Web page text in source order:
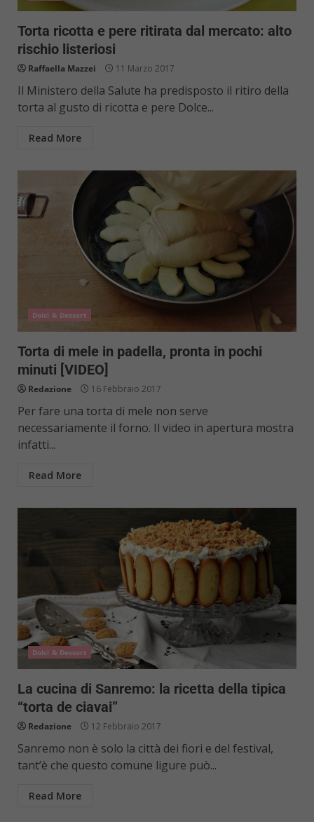
Torta ricotta e pere ritirata dal mercato: alto
rischio listeriosi
Raffaella Mazzei 11 Marzo 2017
Il Ministero della Salute ha predisposto il ritiro della
torta al gusto di ricotta e pere Dolce...
Read More
Dolci & Dessert
Torta di mele in padella, pronta in pochi
minuti [VIDEO]
Redazione 16 Febbraio 2017
Per fare una torta di mele non serve
necessariamente il forno. Il video in apertura mostra
infatti...
Read More
Dolci & Dessert
La cucina di Sanremo: la ricetta della tipica
“torta de ciavai”
Redazione 12 Febbraio 2017
Sanremo non è solo la città dei fiori e del festival,
tant’è che questo comune ligure può...
Read More